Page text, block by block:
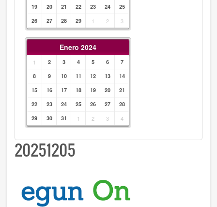
19
20 21 22 23 24
25
26
27 28 29 1 2 3
Enero 2024
1 2 3 4 5 6
7
8
9 10 11 12 13
14
15
16 17 18 19 20
21
22
23 24 25 26 27
28
29
30 31 1 2 3 4
20251205